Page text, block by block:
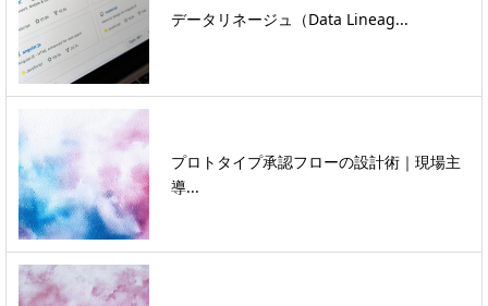
データリネージュ（Data Lineag...
プロトタイプ承認フローの設計術｜現場主
導...